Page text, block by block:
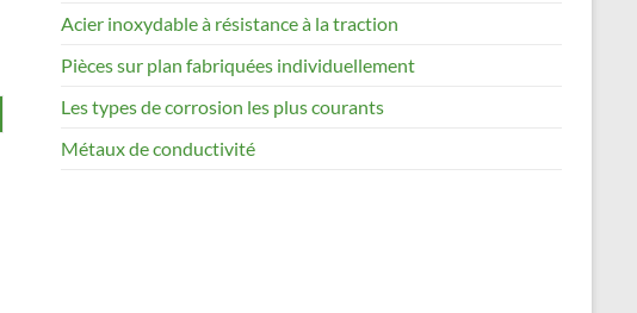
Acier inoxydable à résistance à la traction
Pièces sur plan fabriquées individuellement
Les types de corrosion les plus courants
Métaux de conductivité